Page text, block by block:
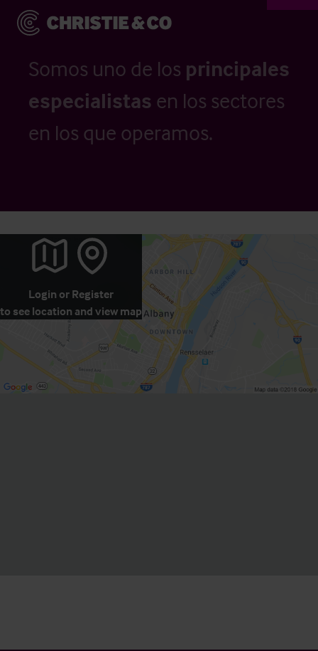
Somos uno de los principales
especialistas en los sectores
en los que operamos.
Login or Register
to see location and view map